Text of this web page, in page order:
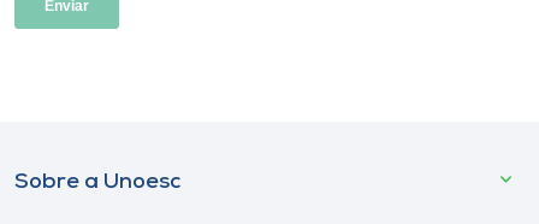
Sobre a Unoesc